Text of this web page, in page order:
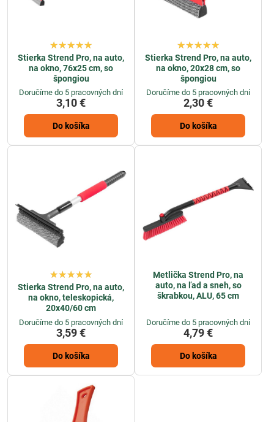
Stierka Strend Pro, na auto,
na okno, 76x25 cm, so
špongiou
Doručíme do 5 pracovných dní
3,10 €
Do košíka
Stierka Strend Pro, na auto,
na okno, 20x28 cm, so
špongiou
Doručíme do 5 pracovných dní
2,30 €
Do košíka
Stierka Strend Pro, na auto,
na okno, teleskopická,
20x40/60 cm
Doručíme do 5 pracovných dní
3,59 €
Do košíka
Metlička Strend Pro, na
auto, na ľad a sneh, so
škrabkou, ALU, 65 cm
Doručíme do 5 pracovných dní
4,79 €
Do košíka